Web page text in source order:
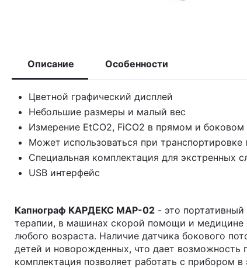
Описание Особенности
Цветной графический дисплей
Небольшие размеры и малый вес
Измерение EtCO2, FiCO2 в прямом и
Может использоваться при транспортировке
Специальная комплектация для экстренных
USB интерфейс
Капнограф КАРДЕКС МАР-02 - это
терапии, в машинах скорой помощи и медицине
любого возраста. Наличие датчика бокового
детей и новорожденных, что дает
комплектация позволяет работать с прибором